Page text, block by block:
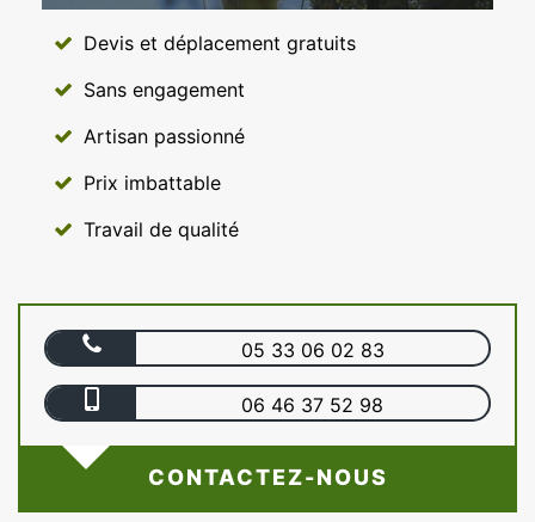
Devis et déplacement gratuits
Sans engagement
Artisan passionné
Prix imbattable
Travail de qualité
05 33 06 02 83
06 46 37 52 98
CONTACTEZ-NOUS